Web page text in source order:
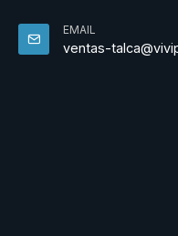
EMAIL
ventas-